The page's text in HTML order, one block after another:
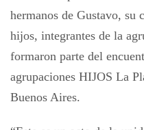
hermanos de Gustavo, su
hijos, integrantes de la
formaron parte del
agrupaciones HIJOS La
Buenos Aires.